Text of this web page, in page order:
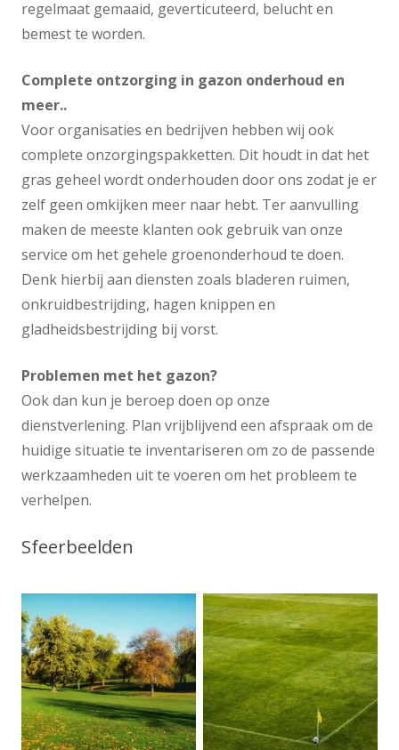
regelmaat gemaaid, geverticuteerd, belucht en
bemest te worden.
Complete ontzorging in gazon onderhoud en
meer..
Voor organisaties en bedrijven hebben wij ook
complete onzorgingspakketten. Dit houdt in dat het
gras geheel wordt onderhouden door ons zodat je er
zelf geen omkijken meer naar hebt. Ter aanvulling
maken de meeste klanten ook gebruik van onze
service om het gehele groenonderhoud te doen.
Denk hierbij aan diensten zoals bladeren ruimen,
onkruidbestrijding, hagen knippen en
gladheidsbestrijding bij vorst.
Problemen met het gazon?
Ook dan kun je beroep doen op onze
dienstverlening. Plan vrijblijvend een afspraak om de
huidige situatie te inventariseren om zo de passende
werkzaamheden uit te voeren om het probleem te
verhelpen.
Sfeerbeelden